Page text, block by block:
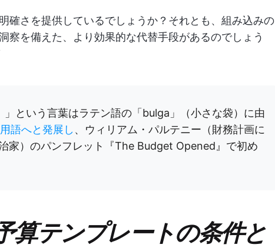
確さを提供しているでしょうか？それとも、組み込みの
察を備えた、より効果的な代替手段があるのでしょう
」という言葉はラテン語の「bulga」（小さな袋）に由
語へと発展し 、ウィリアム・パルテニー（財務計画に
家）のパンフレット『The Budget Opened』で初め
算テンプレートの条件と